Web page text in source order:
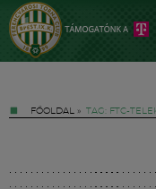
FŐOLDAL » TAG: FTC-